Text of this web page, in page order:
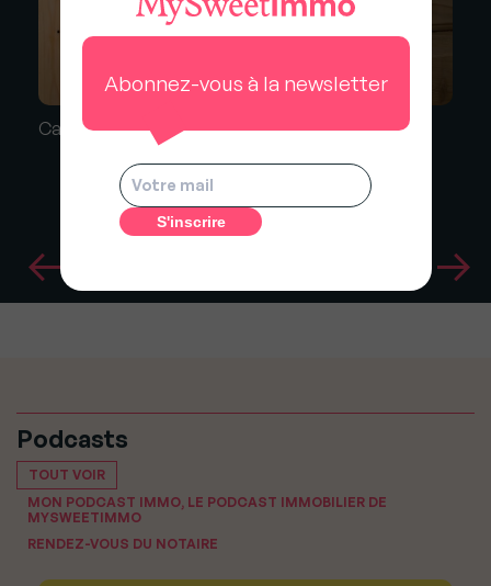
Cambriolages : comment vous en prémunir ?
Podcasts
TOUT VOIR
MON PODCAST IMMO, LE PODCAST IMMOBILIER DE
MYSWEETIMMO
RENDEZ-VOUS DU NOTAIRE
Abonnez-vous à la newsletter